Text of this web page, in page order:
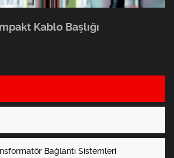
Kablo Başlığı
Bağlantı Sistemleri